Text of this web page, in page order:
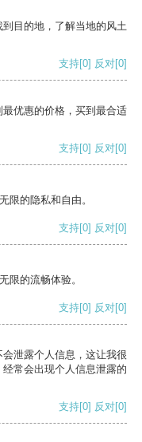
目的地，了解当地的风土
支持[0] 反对[0]
优惠的价格，买到最合适
支持[0] 反对[0]
限的隐私和自由。
支持[0] 反对[0]
限的流畅体验。
支持[0] 反对[0]
泄露个人信息，这让我很
常会出现个人信息泄露的
支持[0] 反对[0]